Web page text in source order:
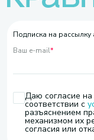
Подписка на рассылку
Ваш e-mail*
Даю согласие на
соответствии с
разъяснением
механизмом их
согласия или